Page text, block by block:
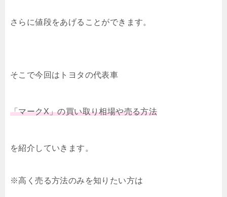
さらに値段をあげることができます。
そこで今回はトヨタの代表車
「マークX」の買い取り相場や売る方法
を紹介していきます。
※高く売る方法のみを知りたい方は